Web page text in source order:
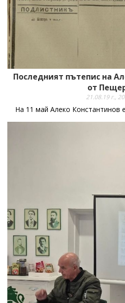
Последният пътепис на
от
21.08.19 г.,
На 11 май Алеко Константинов